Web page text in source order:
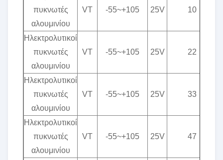
πυκνωτές
αλουμινίου
VT -55~+105 25V 10
Ηλεκτρολυτικοί
πυκνωτές
αλουμινίου
VT -55~+105 25V 22
Ηλεκτρολυτικοί
πυκνωτές
αλουμινίου
VT -55~+105 25V 33
Ηλεκτρολυτικοί
πυκνωτές
αλουμινίου
VT -55~+105 25V 47